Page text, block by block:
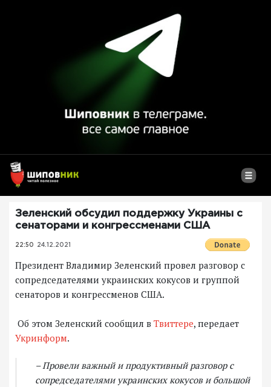
Зеленский обсудил поддержку Украины с
сенаторами и конгрессменами США
22:50 24.12.2021
Президент Владимир Зеленский провел разговор с
сопредседателями украинских кокусов и группой
сенаторов и конгрессменов США.
Об этом Зеленский сообщил в Твиттере, передает
Укринформ.
– Провели важный и продуктивный разговор с
сопредседателями украинских кокусов и большой